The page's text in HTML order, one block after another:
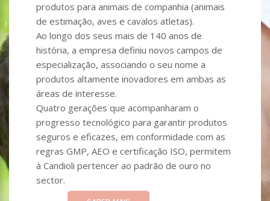
produtos para animais de companhia (animais
de estimação, aves e cavalos atletas).
Ao longo dos seus mais de 140 anos de
história, a empresa definiu novos campos de
especialização, associando o seu nome a
produtos altamente inovadores em ambas as
áreas de interesse.
Quatro gerações que acompanharam o
progresso tecnológico para garantir produtos
seguros e eficazes, em conformidade com as
regras GMP, AEO e certificação ISO, permitem
à Candioli pertencer ao padrão de ouro no
sector.